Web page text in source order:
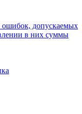
ошибок, допускаемых
в них суммы